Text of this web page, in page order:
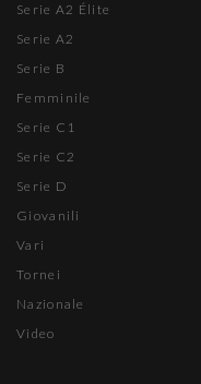
Serie A2 Élite
Serie A2
Serie B
Femminile
Serie C1
Serie C2
Serie D
Giovanili
Vari
Tornei
Nazionale
Video